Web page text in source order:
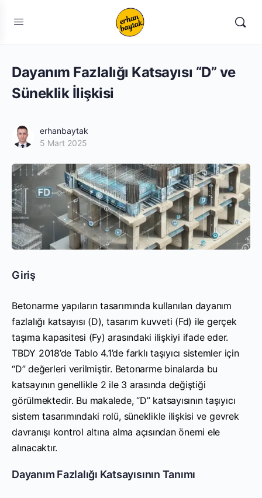
Dayanım Fazlalığı Katsayısı “D” ve
Süneklik İlişkisi
erhanbaytak
5 Mart 2025
Giriş
Betonarme yapıların tasarımında kullanılan dayanım
fazlalığı katsayısı (D), tasarım kuvveti (Fd) ile gerçek
taşıma kapasitesi (Fy) arasındaki ilişkiyi ifade eder.
TBDY 2018’de Tablo 4.1’de farklı taşıyıcı sistemler için
“D” değerleri verilmiştir. Betonarme binalarda bu
katsayının genellikle 2 ile 3 arasında değiştiği
görülmektedir. Bu makalede, “D” katsayısının taşıyıcı
sistem tasarımındaki rolü, süneklikle ilişkisi ve gevrek
davranışı kontrol altına alma açısından önemi ele
alınacaktır.
Dayanım Fazlalığı Katsayısının Tanımı